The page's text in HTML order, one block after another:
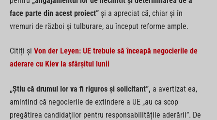
face parte din acest proiect” și a apreciat că, chiar și în
vremuri de război și tulburare, au început reforme ample.
Citiți și Von der Leyen: UE trebuie să înceapă negocierile de
aderare cu Kiev la sfârșitul lunii
„Știu că drumul lor va fi riguros și solicitant”, a avertizat ea,
amintind că negocierile de extindere a UE „au ca scop
pregătirea candidaților pentru responsabilitățile aderării”. De